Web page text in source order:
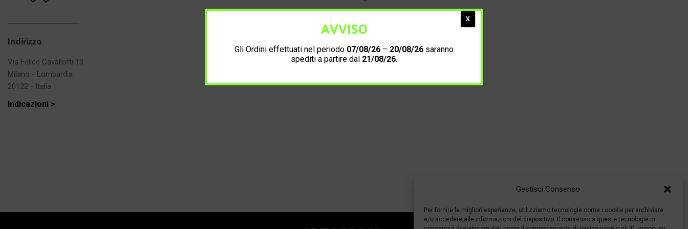
Gestisci Consenso
Per fornire le migliori esperienze, utilizziamo tecnologie come i cookie per archiviare
e/o accedere alle informazioni del dispositivo. Il consenso a queste tecnologie ci
Indirizzo
Via Felice Cavallotti 13
Milano - Lombardia
20122 - Italia
Indicazioni >
AVVISO
Gli Ordini effettuati nel periodo 07/08/26 – 20/08/26 saranno
spediti a partire dal 21/08/26.
X